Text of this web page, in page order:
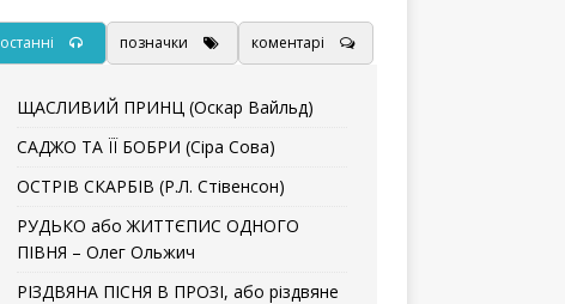
останні позначки коментарі
ЩАСЛИВИЙ ПРИНЦ (Оскар Вайльд)
САДЖО ТА ЇЇ БОБРИ (Сіра Сова)
ОСТРІВ СКАРБІВ (Р.Л. Стівенсон)
РУДЬКО або ЖИТТЄПИС ОДНОГО
ПІВНЯ – Олег Ольжич
РІЗДВЯНА ПІСНЯ В ПРОЗІ, або різдвяне